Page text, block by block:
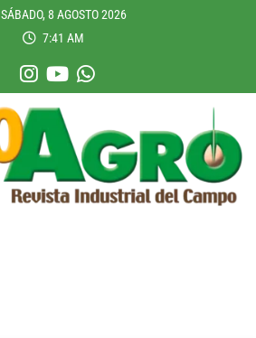
SÁBADO, 8 AGOSTO 2026
7:41 AM